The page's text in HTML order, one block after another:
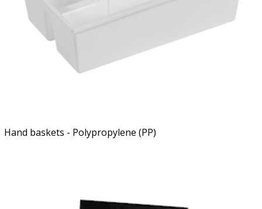
Hand baskets - Polypropylene (PP)